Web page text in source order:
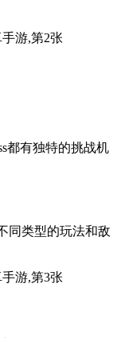
都有独特的挑战机
同类型的玩法和敌